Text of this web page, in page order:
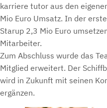
karriere tutor aus den
Mio Euro Umsatz. In der
Starup 2,3 Mio Euro
Mitarbeiter.
Zum Abschluss wurde das
Mitglied erweitert. Der
wird in Zukunft mit seinen
ergänzen.